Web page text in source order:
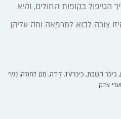
הטיפול בקופות החולים, והיא
צורה לבוא למרפאה ומה עליהן
, כיכר השבת, כיכרTV , לידה, מגן לחולה, נגיף
צדק